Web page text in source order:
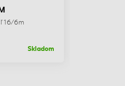
Skladom